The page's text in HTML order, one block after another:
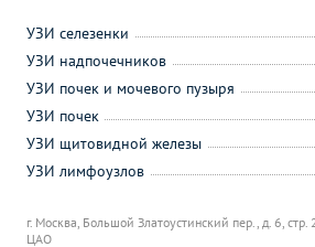
г. Москва, Большой Златоустинский пер., д. 6, стр.
ЦАО
УЗИ селезенки
УЗИ надпочечников
УЗИ почек и мочевого пузыря
УЗИ почек
УЗИ щитовидной железы
УЗИ лимфоузлов